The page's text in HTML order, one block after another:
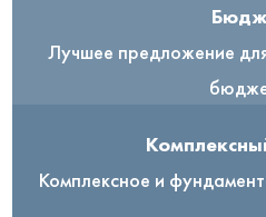
Лучшее предложение
Комплексное и